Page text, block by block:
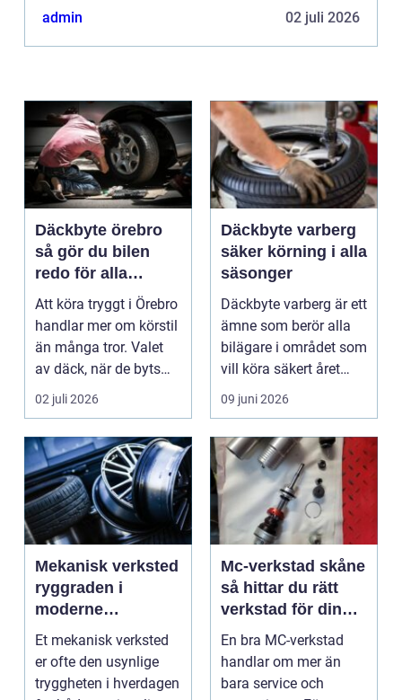
något är...
admin 02 juli 2026
Däckbyte örebro
så gör du bilen
redo för alla
årstider
Att köra tryggt i Örebro
handlar mer om körstil
än många tror. Valet
av däck, när de byts
och hur de...
02 juli 2026
Däckbyte varberg
säker körning i alla
säsonger
Däckbyte varberg är ett
ämne som berör alla
bilägare i området som
vill köra säkert året
om. När väd...
09 juni 2026
Mekanisk verksted
ryggraden i
moderne
maskinpark
Et mekanisk verksted
er ofte den usynlige
tryggheten i hverdagen
Mc-verkstad skåne
så hittar du rätt
verkstad för din
motorcykel
En bra MC-verkstad
handlar om mer än
bara service och